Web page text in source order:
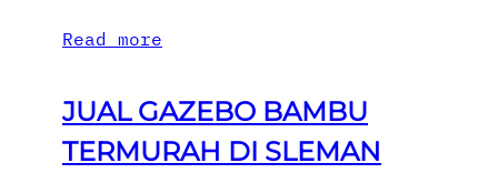
Read more
JUAL GAZEBO BAMBU
TERMURAH DI SLEMAN